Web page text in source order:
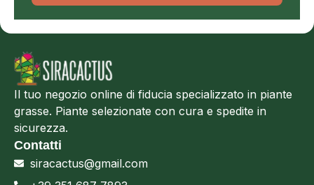
Il tuo negozio online di fiducia specializzato in piante
grasse. Piante selezionate con cura e spedite in
sicurezza.
Contatti
siracactus@gmail.com